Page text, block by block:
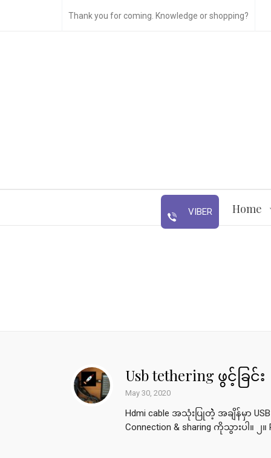
Thank you for coming. Knowledge or shopping?
VIBER Home
Usb tethering ဖွင့်ခြင်း
May 30, 2020
Hdmi cable အသုံးပြုတဲဲဲဲဲဲဲ့ အချိန်မှာ
Connection & sharing ကိုသွားပါ။ ၂။